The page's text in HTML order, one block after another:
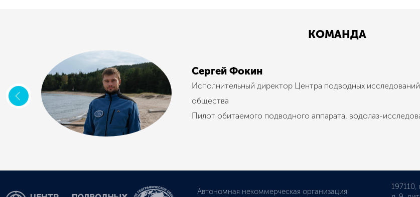
КОМАНДА
Сергей Фокин
Исполнительный директор Центра подводных
общества
Пилот обитаемого подводного аппарата, водолаз-
Автономная некоммерческая организация
197110,